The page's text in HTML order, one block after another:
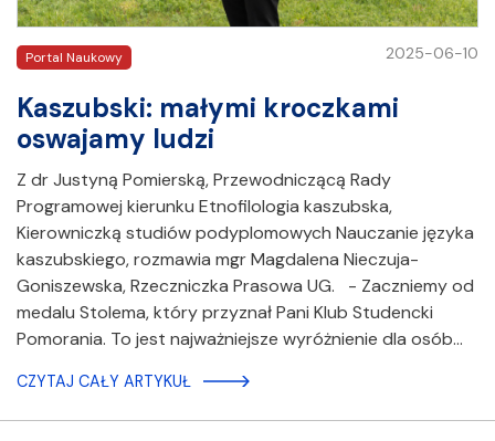
Portal Naukowy 2025-06-10
Kaszubski: małymi kroczkami
oswajamy ludzi
Z dr Justyną Pomierską, Przewodniczącą Rady
Programowej kierunku Etnofilologia kaszubska,
Kierowniczką studiów podyplomowych Nauczanie języka
kaszubskiego, rozmawia mgr Magdalena Nieczuja-
Goniszewska, Rzeczniczka Prasowa UG. - Zaczniemy od
medalu Stolema, który przyznał Pani Klub Studencki
Pomorania. To jest najważniejsze wyróżnienie dla osób…
CZYTAJ CAŁY ARTYKUŁ